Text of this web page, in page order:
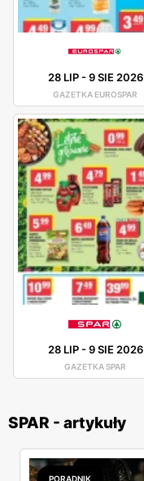
28 LIP-9 SIE 2026
GAZETKA EUROSPAR
28 LIP-9 SIE 2026
GAZETKA SPAR
SPAR - artykuły
PORADNIK